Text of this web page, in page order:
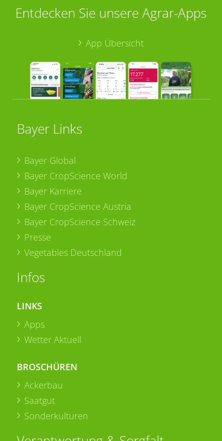
Entdecken Sie unsere Agrar-Apps
App Übersicht
Bayer Links
Bayer Global
Bayer CropScience World
Bayer Karriere
Bayer CropScience Austria
Bayer CropScience Schweiz
Presse
Vegetables Deutschland
Infos
LINKS
Apps
Wetter Aktuell
BROSCHÜREN
Ackerbau
Saatgut
Sonderkulturen